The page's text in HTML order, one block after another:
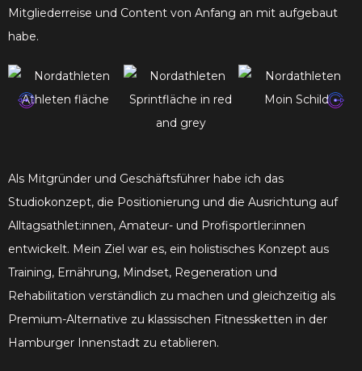
Mitgliederreise und Content von Anfang an mit aufgebaut
habe.
Als Mitgründer und Geschäftsführer habe ich das
Studiokonzept, die Positionierung und die Ausrichtung auf
Alltagsathlet:innen, Amateur- und Profisportler:innen
entwickelt. Mein Ziel war es, ein holistisches Konzept aus
Training, Ernährung, Mindset, Regeneration und
Rehabilitation verständlich zu machen und gleichzeitig als
Premium-Alternative zu klassischen Fitnessketten in der
Hamburger Innenstadt zu etablieren.